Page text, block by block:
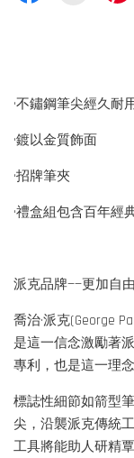
•不鏽鋼筆尖經久耐
•鍍以金質飾面
•招牌筆夾
•禮盒組包含百年經
派克品牌——更加自
喬治·派克(George
是這一信念激勵著
專利，也是這一理
標誌性細節如箭型
尖，沿襲派克傳統
工具將能助人研精